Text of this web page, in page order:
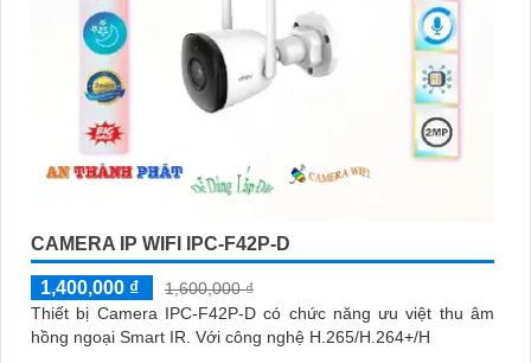
CAMERA IP WIFI IPC-F42P-D
1,400,000 ₫
1,600,000 ₫
Thiết bị Camera IPC-F42P-D có chức năng ưu việt thu âm
hồng ngoại Smart IR. Với công nghệ H.265/H.264+/H